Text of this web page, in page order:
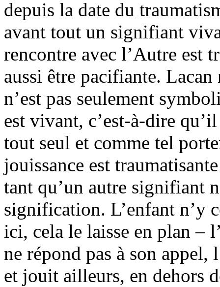
depuis la date du
avant tout un signifiant
rencontre avec l’Autre est
aussi être pacifiante.
n’est pas seulement
est vivant, c’est-à-dire
tout seul et comme tel
jouissance est
tant qu’un autre signifiant
signification. L’enfant n’y
ici, cela le laisse en plan –
ne répond pas à son
et jouit ailleurs, en dehors